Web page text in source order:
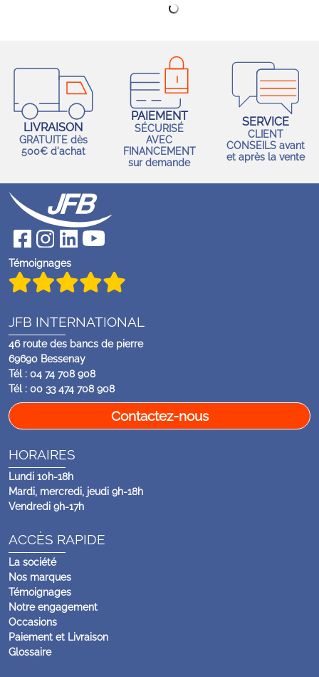
LIVRAISON
GRATUITE dès
500€ d'achat
PAIEMENT
SÉCURISÉ
AVEC
FINANCEMENT
sur demande
SERVICE
CLIENT
CONSEILS avant
et après la vente
Témoignages
JFB INTERNATIONAL
46 route des bancs de pierre
69690 Bessenay
Tél : 04 74 708 908
Tél : 00 33 474 708 908
Contactez-nous
HORAIRES
Lundi 10h-18h
Mardi, mercredi, jeudi 9h-18h
Vendredi 9h-17h
ACCÈS RAPIDE
La société
Nos marques
Témoignages
Notre engagement
Occasions
Paiement et Livraison
Glossaire